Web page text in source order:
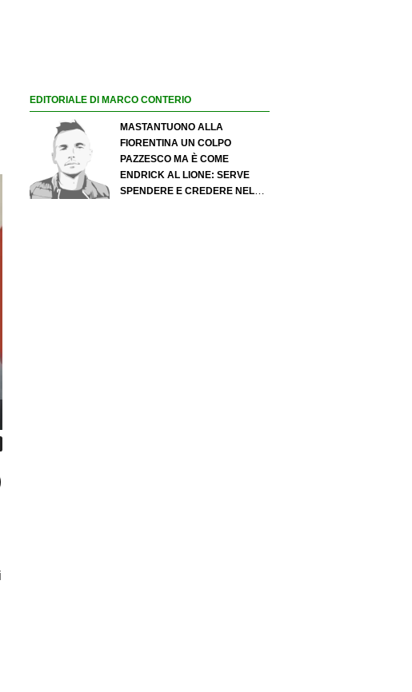
EDITORIALE DI MARCO CONTERIO
MASTANTUONO ALLA
FIORENTINA UN COLPO
PAZZESCO MA È COME
ENDRICK AL LIONE: SERVE
SPENDERE E CREDERE NELLO